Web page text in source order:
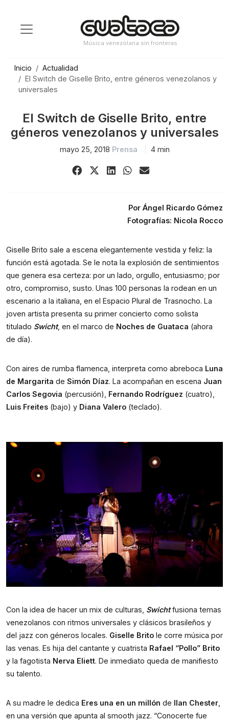
contenido
Música venezolana sin fronteras
Inicio
Actualidad
El Switch de Giselle Brito, entre géneros venezolanos y
universales
El Switch de Giselle Brito, entre
géneros venezolanos y universales
mayo 25, 2018 Prensa 4 min
Share Share
(Twitter)
ShareShareShare
Por Ángel Ricardo Gómez
Fotografías: Nicola Rocco
Giselle Brito sale a escena elegantemente vestida y feliz: la
función está agotada. Se le nota la explosión de sentimientos
que genera esa certeza: por un lado, orgullo, entusiasmo; por
otro, compromiso, susto. Unas 100 personas la rodean en un
escenario a la italiana, en el Espacio Plural de Trasnocho. La
joven artista presenta su primer concierto como solista
titulado Swicht, en el marco de Noches de Guataca (ahora
de día).
Con aires de rumba flamenca, interpreta como abreboca Luna
de Margarita de Simón Díaz. La acompañan en escena Juan
Carlos Segovia (percusión), Fernando Rodríguez
Luis Freites (bajo) y Diana Valero (teclado).
Con la idea de hacer un mix de culturas, Swicht fusiona temas
venezolanos con ritmos universales y clásicos brasileños y
del jazz con géneros locales. Giselle Brito le corre música por
las venas. Es hija del cantante y cuatrista Rafael “Pollo” Brito
y la fagotista Nerva Eliett. De inmediato queda de manifiesto
su talento.
A su madre le dedica Eres una en un millón de Ilan Chester
en una versión que apunta al smooth jazz. “Conocerte fue